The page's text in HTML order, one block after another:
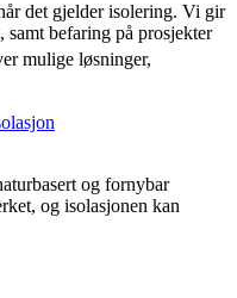
det gjelder isolering. Vi gir
befaring på prosjekter
mulige løsninger,
og fornybar
og isolasjonen kan